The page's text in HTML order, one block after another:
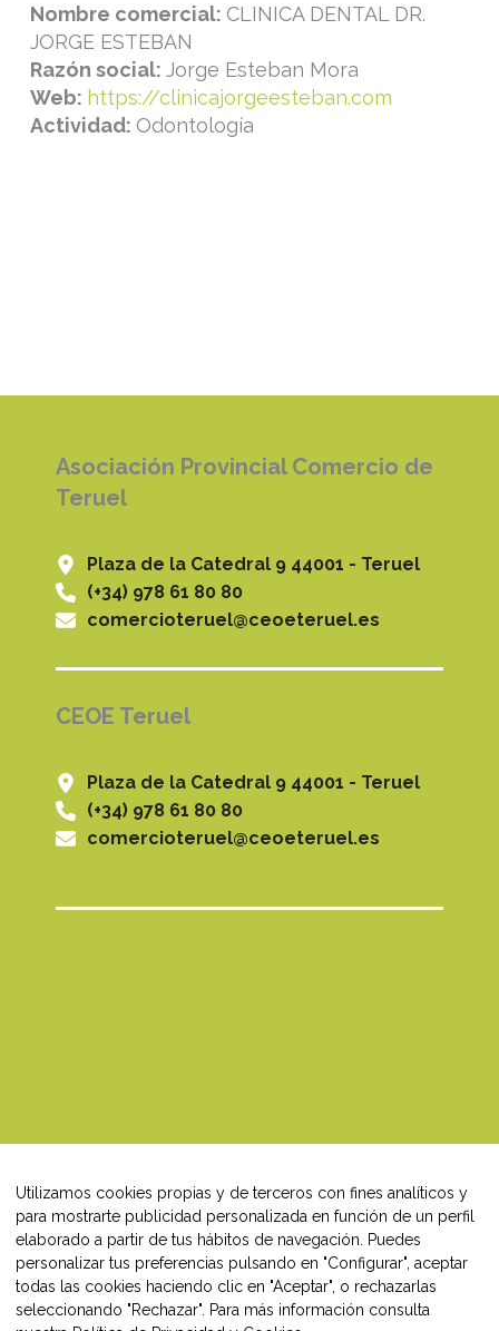
Nombre comercial: CLINICA DENTAL DR.
JORGE ESTEBAN
Razón social: Jorge Esteban Mora
Web: https://clinicajorgeesteban.com
Actividad: Odontología
Asociación Provincial Comercio de
Teruel
Plaza de la Catedral 9 44001 - Teruel
(+34) 978 61 80 80
comercioteruel@ceoeteruel.es
CEOE Teruel
Plaza de la Catedral 9 44001 - Teruel
(+34) 978 61 80 80
comercioteruel@ceoeteruel.es
Contacto
Utilizamos cookies propias y de terceros con fines analíticos y
para mostrarte publicidad personalizada en función de un perfil
elaborado a partir de tus hábitos de navegación. Puedes
personalizar tus preferencias pulsando en "Configurar", aceptar
todas las cookies haciendo clic en "Aceptar", o rechazarlas
seleccionando "Rechazar". Para más información consulta